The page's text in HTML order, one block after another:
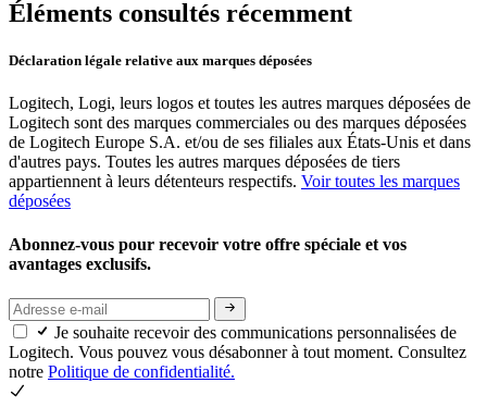
Éléments consultés récemment
Déclaration légale relative aux marques déposées
Logitech, Logi, leurs logos et toutes les autres marques déposées de
Logitech sont des marques commerciales ou des marques déposées
de Logitech Europe S.A. et/ou de ses filiales aux États-Unis et dans
d'autres pays. Toutes les autres marques déposées de tiers
appartiennent à leurs détenteurs respectifs. Voir toutes les marques
déposées
Abonnez-vous pour recevoir votre offre spéciale et vos
avantages exclusifs.
Je souhaite recevoir des communications personnalisées de
Logitech. Vous pouvez vous désabonner à tout moment. Consultez
notre Politique de confidentialité.